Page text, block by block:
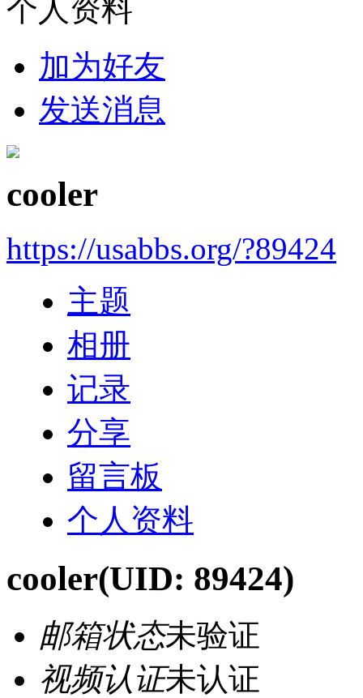
个人资料
加为好友
发送消息
cooler
https://usabbs.org/?89424
主题
相册
记录
分享
留言板
个人资料
cooler(UID: 89424)
邮箱状态未验证
视频认证未认证